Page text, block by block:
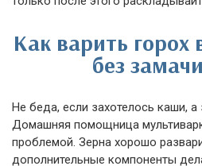
Как варить горох
без
Не беда, если захотелось каши, а
Домашняя помощница
проблемой. Зерна хорошо
дополнительные компоненты